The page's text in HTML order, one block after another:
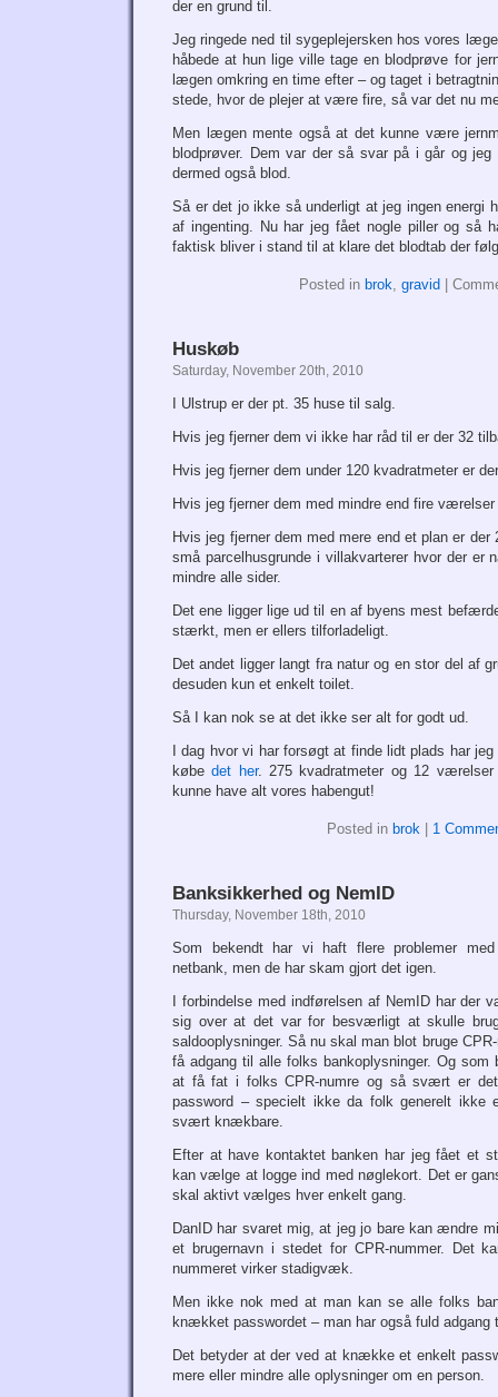
der en grund til.
Jeg ringede ned til sygeplejersken hos vores
håbede at hun lige ville tage en blodprøve for
lægen omkring en time efter – og taget i
stede, hvor de plejer at være fire, så var det nu
Men lægen mente også at det kunne være
blodprøver. Dem var der så svar på i går og
dermed også blod.
Så er det jo ikke så underligt at jeg ingen energi
af ingenting. Nu har jeg fået nogle piller og så
faktisk bliver i stand til at klare det blodtab der
Posted in brok, gravid
Huskøb
Saturday, November 20th, 2010
I Ulstrup er der pt. 35 huse til salg.
Hvis jeg fjerner dem vi ikke har råd til er der 32
Hvis jeg fjerner dem under 120 kvadratmeter er
Hvis jeg fjerner dem med mindre end fire
Hvis jeg fjerner dem med mere end et plan er
små parcelhusgrunde i villakvarterer hvor der er
mindre alle sider.
Det ene ligger lige ud til en af byens mest
stærkt, men er ellers tilforladeligt.
Det andet ligger langt fra natur og en stor del af
desuden kun et enkelt toilet.
Så I kan nok se at det ikke ser alt for godt ud.
I dag hvor vi har forsøgt at finde lidt plads har
købedet her. 275 kvadratmeter og 12
kunne have alt vores habengut!
Posted in brok| 1
Banksikkerhed og NemID
Thursday, November 18th, 2010
Som bekendt har vi haft flere problemer
netbank, men de har skam gjort det igen.
I forbindelse med indførelsen af NemID har der
sig over at det var for besværligt at skulle
saldooplysninger. Så nu skal man blot bruge
få adgang til alle folks bankoplysninger. Og som
at få fat i folks CPR-numre og så svært er
password – specielt ikke da folk generelt ikke
svært knækbare.
Efter at have kontaktet banken har jeg fået et
kan vælge at logge ind med nøglekort. Det er
skal aktivt vælges hver enkelt gang.
DanID har svaret mig, at jeg jo bare kan ændre
et brugernavn i stedet for CPR-nummer. Det
nummeret virker stadigvæk.
Men ikke nok med at man kan se alle folks
knækket passwordet – man har også fuld adgang
Det betyder at der ved at knække et enkelt
mere eller mindre alle oplysninger om en person.